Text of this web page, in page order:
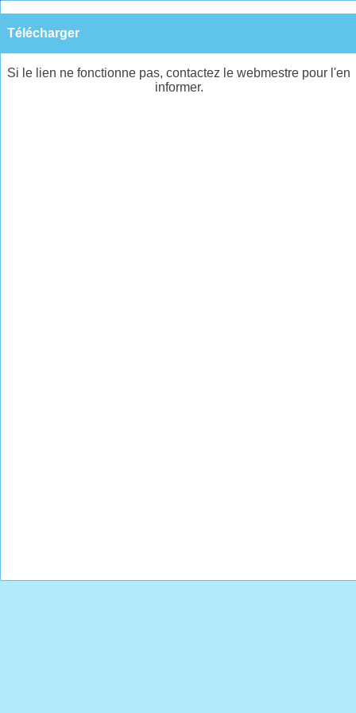
Télécharger
Si le lien ne fonctionne pas, contactez le webmestre pour l'en
informer.